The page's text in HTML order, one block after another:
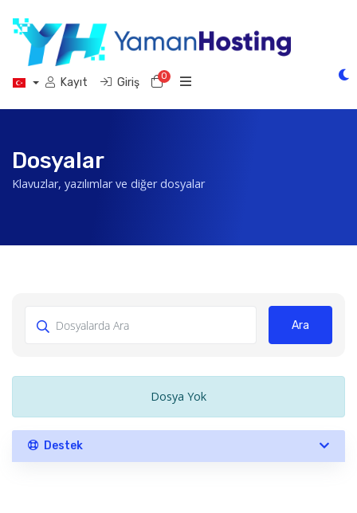
Kayıt Giriş 0Sepet
Dosyalar
Klavuzlar, yazılımlar ve diğer dosyalar
Ara
Dosya Yok
Destek